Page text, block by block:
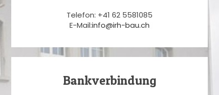
Telefon: +41 62 5581085
E-Mail:info@irh-bau.ch
Bankverbindung